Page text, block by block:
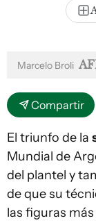
Marcelo Broli
Compartir
El triunfo de la
Mundial de
del plantel y
de que su
las figuras